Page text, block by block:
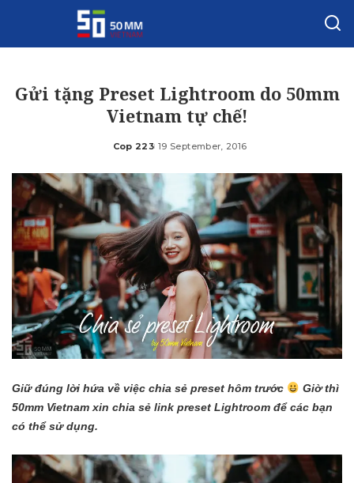
Gửi tặng Preset Lightroom do 50mm
Vietnam tự chế!
Posted
Cop 223 19 September, 2016
Giữ đúng lời hứa về việc chia sẻ preset hôm trước
Giờ thì
50mm Vietnam xin chia sẻ link preset Lightroom để các bạn
có thể sử dụng.